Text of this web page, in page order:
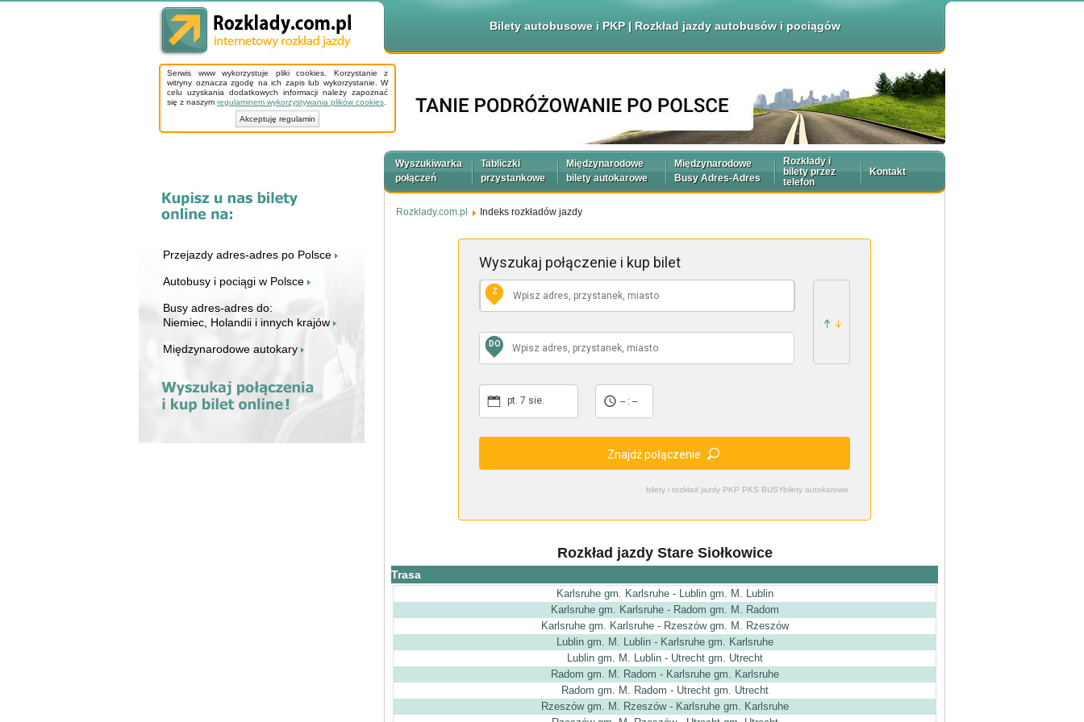
Bilety autobusowe i PKP | Rozkład jazdy autobusów i pociągów
Serwis www wykorzystuje pliki cookies. Korzystanie z
witryny oznacza zgodę na ich zapis lub wykorzystanie. W
celu uzyskania dodatkowych informacji należy zapoznać
się z naszym regulaminem wykorzystywania plików cookies
Akceptuję regulamin
Przejazdy adres-adres po Polsce
Autobusy i pociągi w Polsce
Busy adres-adres do:
Niemiec, Holandii i innych krajów
Międzynarodowe autokary
Wyszukiwarka
połączeń
Tabliczki
przystankowe
Międzynarodowe
bilety autokarowe
Międzynarodowe
Busy Adres-Adres
Rozkłady i
bilety przez
telefon
Kontakt
Rozklady.com.pl Indeks rozkładów jazdy
bilety i rozkład jazdy PKP PKS BUSYbilety autokarowe
Wyszukaj połączenie i kup bilet
Z
DO
pt. 7 sie. -- : --
Znajdź połączenie
Rozkład jazdy Stare Siołkowice
Trasa
Karlsruhe gm. Karlsruhe - Lublin gm. M. Lublin
Karlsruhe gm. Karlsruhe - Radom gm. M. Radom
Karlsruhe gm. Karlsruhe - Rzeszów gm. M. Rzeszów
Lublin gm. M. Lublin - Karlsruhe gm. Karlsruhe
Lublin gm. M. Lublin - Utrecht gm. Utrecht
Radom gm. M. Radom - Karlsruhe gm. Karlsruhe
Radom gm. M. Radom - Utrecht gm. Utrecht
Rzeszów gm. M. Rzeszów - Karlsruhe gm. Karlsruhe